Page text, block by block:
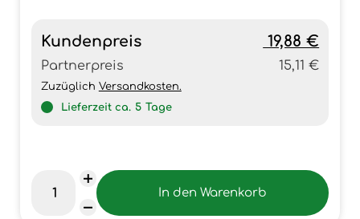
Kundenpreis 19,88 €
Partnerpreis 15,11 €
Zuzüglich Versandkosten.
Lieferzeit ca. 5 Tage